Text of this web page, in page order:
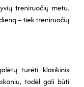
treniruočių metu.
– tiek treniruočių
turėti klasikinis
todėl gali būti